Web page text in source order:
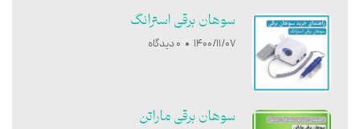
سوهان برقی استرانگ
1400/11/07 0 دیدگاه
سوهان برقی ماراتن